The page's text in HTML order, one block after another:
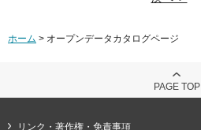
ホーム > オープンデータカタログページ
PAGE TOP
リンク・著作権・免責事項